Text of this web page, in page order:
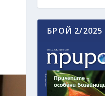
БРОЙ 2/2025